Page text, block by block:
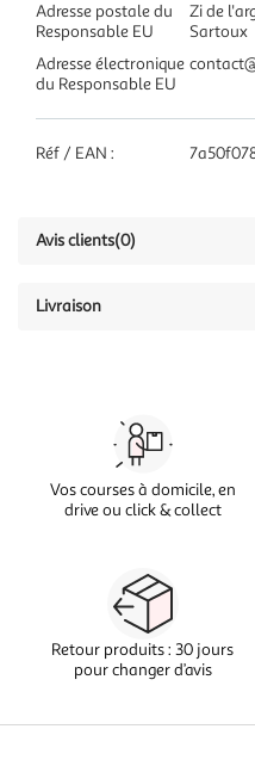
Adresse postale du
Responsable EU
Zi de
Sartoux
Adresse électronique
du Responsable EU
Réf / EAN :
Avis clients(0)
Livraison
Vos courses à domicile, en
drive ou click & collect
Retour produits : 30 jours
pour changer d’avis